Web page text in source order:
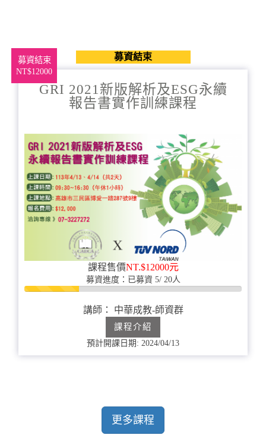
募資結束
NT$12000
募資結束
GRI 2021新版解析及ESG永續
報告書實作訓練課程
課程售價NT.$12000元
募資進度：已募資 5/ 20人
25%
講師： 中華成教-師資群
課程介紹
預計開課日期: 2024/04/13
更多課程